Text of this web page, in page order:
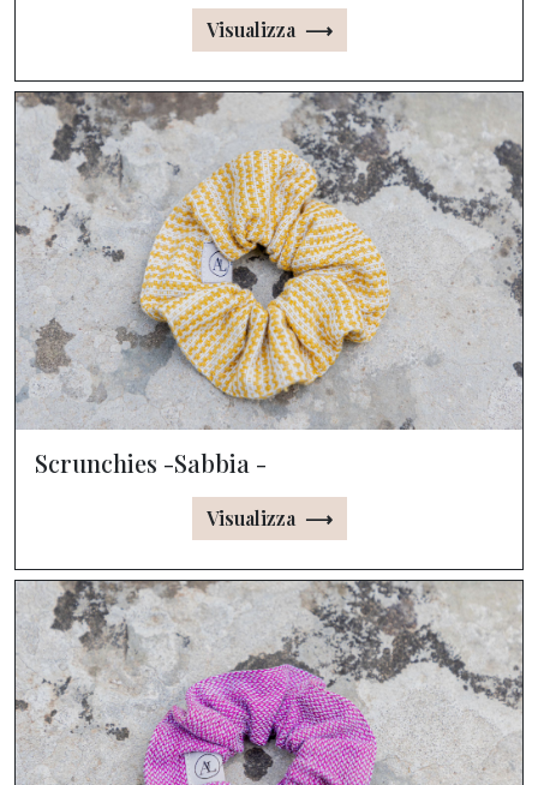
Visualizza ⟶
Scrunchies -Sabbia -
Visualizza ⟶